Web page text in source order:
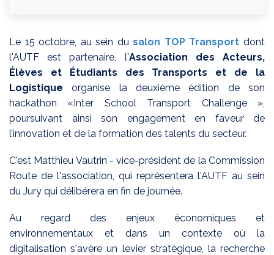
Le 15 octobre, au sein dusalon TOP Transport dont
l'AUTF est partenaire, l'Association des Acteurs,
Élèves et Étudiants des Transports et de la
Logistique organise la deuxième édition de son
hackathon «Inter School Transport Challenge »,
poursuivant ainsi son engagement en faveur de
l’innovation et de la formation des talents du secteur.
C'est Matthieu Vautrin - vice-président de la Commission
Route de l'association, qui représentera l'AUTF au sein
du Jury qui délibérera en fin de journée.
Au regard des enjeux économiques et
environnementaux et dans un contexte où la
digitalisation s'avère un levier stratégique, la recherche